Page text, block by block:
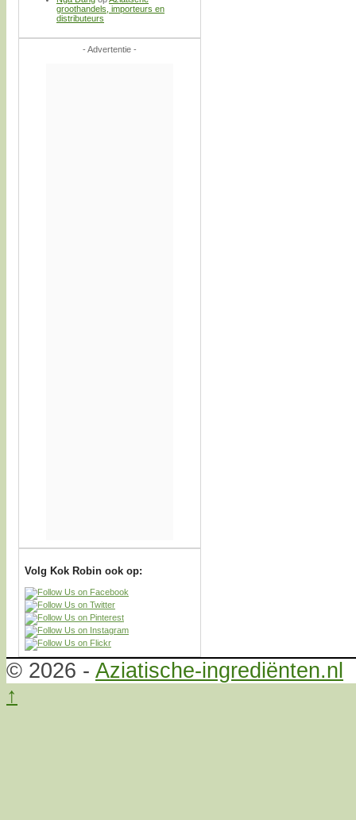
groothandels, importeurs en
distributeurs
- Advertentie -
Volg Kok Robin ook op:
© 2026 - Aziatische-ingrediënten.nl
↑